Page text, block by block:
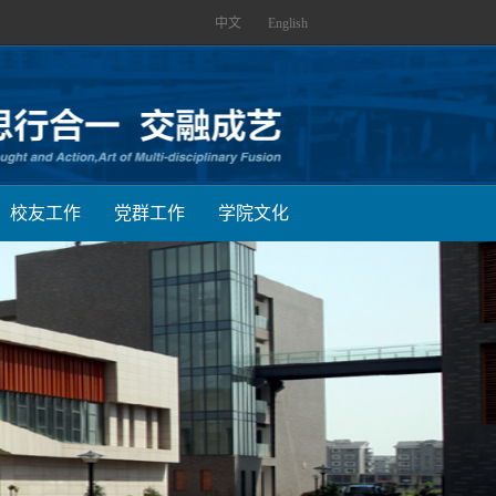
中文 English
校友工作 党群工作 学院文化